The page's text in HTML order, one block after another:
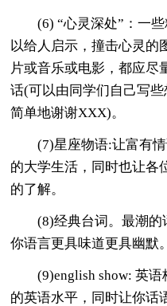
(6) “心灵深处”：一些
以给人启示，撞击心灵的
片或音乐或电影，都应尽
话(可以由同学们自己写
简单地谢谢XXX)。
(7)星座物语:让富有情
的大学生活，同时也让各
的了解。
(8)经典台词。最潮的
你语言更具味道更具幽默。
(9)english show: 英语
的英语水平，同时让你话